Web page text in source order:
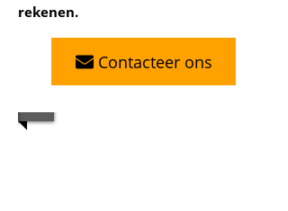
rekenen.
Contacteer ons